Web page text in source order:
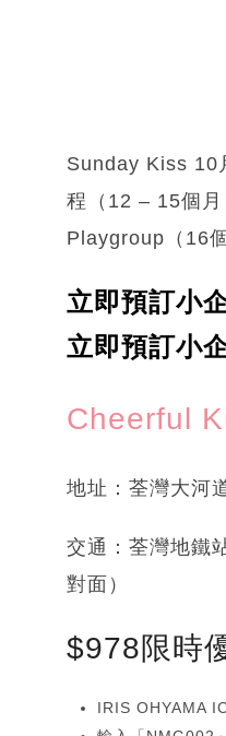
Sunday Kiss 10
程（12 – 15個
Playgroup（16
立即預訂小
立即預訂小
Cheerful
地址：荃灣大河
交通：荃灣地鐵
對面）
$978限時
IRIS OHYAMA